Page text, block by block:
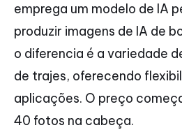
emprega um modelo de IA
produzir imagens de IA de
o diferencia é a variedade
de trajes, oferecendo
aplicações. O preço
40 fotos na cabeça.